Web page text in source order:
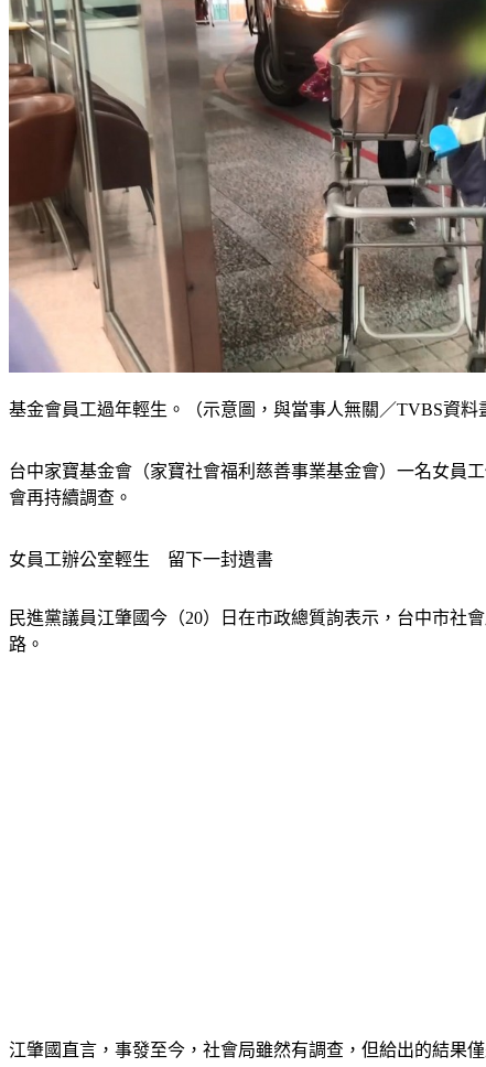
基金會員工過年輕生。（示意圖，與當事人無關／TVBS資料
台中家寶基金會（家寶社會福利慈善事業基金會）一名女員
會再持續調查。
女員工辦公室輕生　留下一封遺書
民進黨議員江肇國今（20）日在市政總質詢表示，台中市社
路。
江肇國直言，事發至今，社會局雖然有調查，但給出的結果